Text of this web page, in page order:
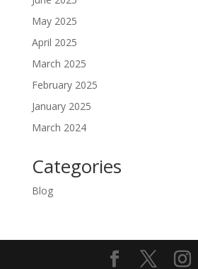
May 2025
April 2025
March 2025
February 2025
January 2025
March 2024
Categories
Blog